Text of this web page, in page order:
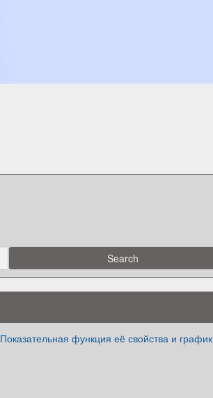
Показательная функция её свойства и график